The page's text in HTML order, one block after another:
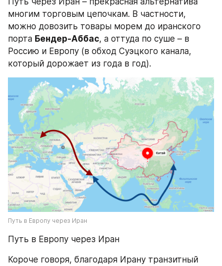
многим торговым цепочкам. В частности,
можно довозить товары морем до иранского
порта Бендер-Аббас, а оттуда по суше – в
Россию и Европу (в обход Суэцкого канала,
который дорожает из года в год).
Путь в Европу через Иран
Путь в Европу через Иран
Короче говоря, благодаря Ирану транзитный